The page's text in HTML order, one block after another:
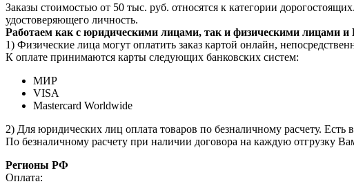
Заказы стоимостью от 50 тыс. руб. относятся к категории
удостоверяющего личность.
Работаем как с юридическими лицами, так и физическими лицами
1) Физические лица могут оплатить заказ картой онлайн,
К оплате принимаются карты следующих банковских систем:
МИР
VISA
Mastercard Worldwide
2) Для юридических лиц оплата товаров по безналичному расчету. Есть
По безналичному расчету при наличии договора на каждую отгрузку
Регионы РФ
Оплата: